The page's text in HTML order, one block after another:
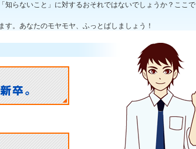
知らないこと」に対するおそれではないでしょうか？ここで
す。あなたのモヤモヤ、ふっとばしましょう！